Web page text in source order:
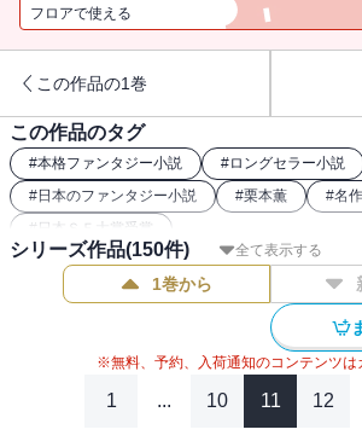
収録されておりません）
フロアで使える
この作品の1巻
この作品のタグ
#本格ファンタジー小説 #ロングセラー小説
#日本のファンタジー小説 #栗本薫 #名
# 日本ＳＦ大賞受賞
全て表示する
シリーズ作品(150件)
1巻から
※無料、予約、入荷通知のコンテンツは
1 ... 10 11 12